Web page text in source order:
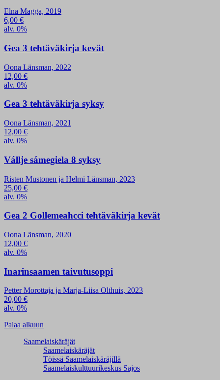
Elna Magga, 2019
6,00 €
alv. 0%
Gea 3 tehtäväkirja kevät
Oona Länsman, 2022
12,00 €
alv. 0%
Gea 3 tehtäväkirja syksy
Oona Länsman, 2021
12,00 €
alv. 0%
Vállje sámegiela 8 syksy
Risten Mustonen ja Helmi Länsman, 2023
25,00 €
alv. 0%
Gea 2 Gollemeahcci tehtäväkirja kevät
Oona Länsman, 2020
12,00 €
alv. 0%
Inarinsaamen taivutusoppi
Petter Morottaja ja Marja-Liisa Olthuis, 2023
20,00 €
alv. 0%
Palaa alkuun
Saamelaiskäräjät
Saamelaiskäräjät
Töissä Saamelaiskäräjillä
Saamelaiskulttuuri­keskus Sajos